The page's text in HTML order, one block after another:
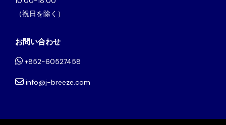
（祝日を除く）
お問い合わせ
+852-60527458
info@j-breeze.com